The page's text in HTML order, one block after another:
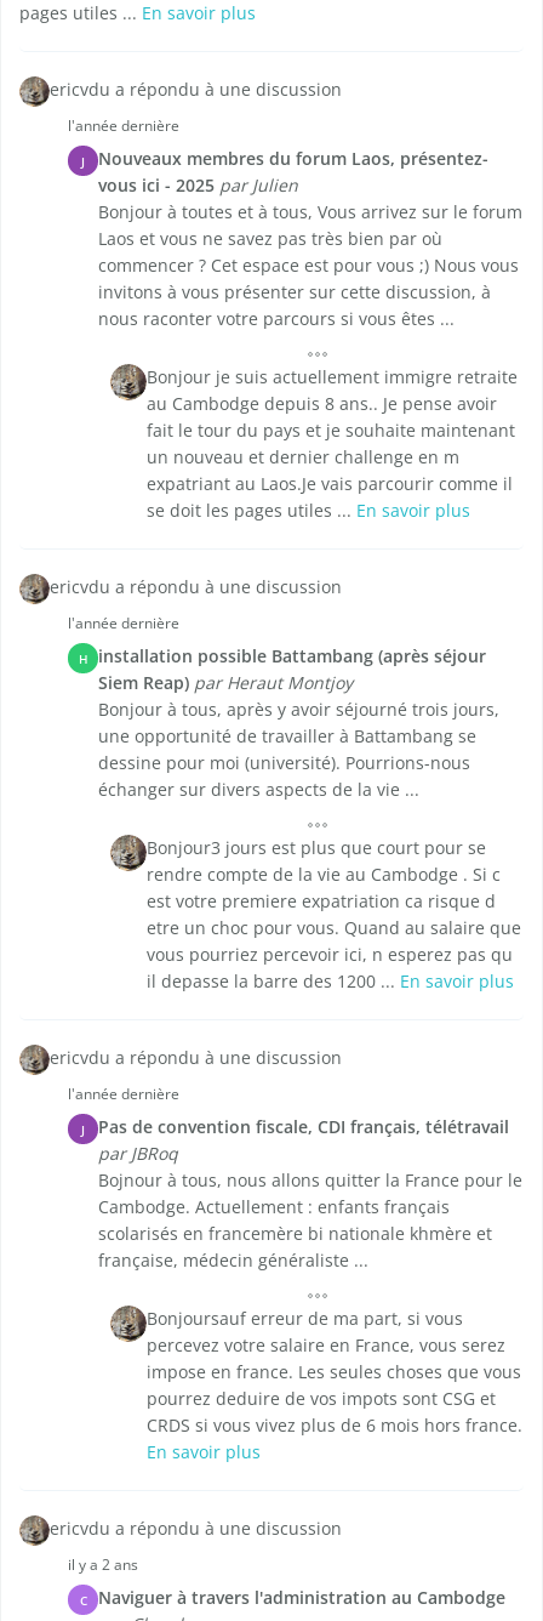
pages utiles ... En savoir plus
ericvdu a répondu à une discussion
l'année dernière
J
Nouveaux membres du forum Laos, présentez-
vous ici - 2025 par Julien
Bonjour à toutes et à tous, Vous arrivez sur le forum
Laos et vous ne savez pas très bien par où
commencer ? Cet espace est pour vous ;) Nous vous
invitons à vous présenter sur cette discussion, à
nous raconter votre parcours si vous êtes ...
Bonjour je suis actuellement immigre retraite
au Cambodge depuis 8 ans.. Je pense avoir
fait le tour du pays et je souhaite maintenant
un nouveau et dernier challenge en m
expatriant au Laos.Je vais parcourir comme il
se doit les pages utiles ... En savoir plus
ericvdu a répondu à une discussion
l'année dernière
H
installation possible Battambang (après séjour
Siem Reap) par Heraut Montjoy
Bonjour à tous, après y avoir séjourné trois jours,
une opportunité de travailler à Battambang se
dessine pour moi (université). Pourrions-nous
échanger sur divers aspects de la vie ...
Bonjour3 jours est plus que court pour se
rendre compte de la vie au Cambodge . Si c
est votre premiere expatriation ca risque d
etre un choc pour vous. Quand au salaire que
vous pourriez percevoir ici, n esperez pas qu
il depasse la barre des 1200 ... En savoir plus
ericvdu a répondu à une discussion
l'année dernière
J
Pas de convention fiscale, CDI français, télétravail
par JBRoq
Bojnour à tous, nous allons quitter la France pour le
Cambodge. Actuellement : enfants français
scolarisés en francemère bi nationale khmère et
française, médecin généraliste ...
Bonjoursauf erreur de ma part, si vous
percevez votre salaire en France, vous serez
impose en france. Les seules choses que vous
pourrez deduire de vos impots sont CSG et
CRDS si vous vivez plus de 6 mois hors france.
En savoir plus
ericvdu a répondu à une discussion
il y a 2 ans
C
Naviguer à travers l'administration au Cambodge